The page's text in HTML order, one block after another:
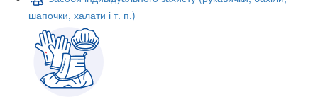
шапочки, халати і т. п.)